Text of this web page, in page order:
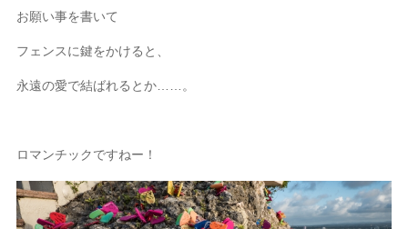
お願い事を書いて
フェンスに鍵をかけると、
永遠の愛で結ばれるとか……。
ロマンチックですねー！